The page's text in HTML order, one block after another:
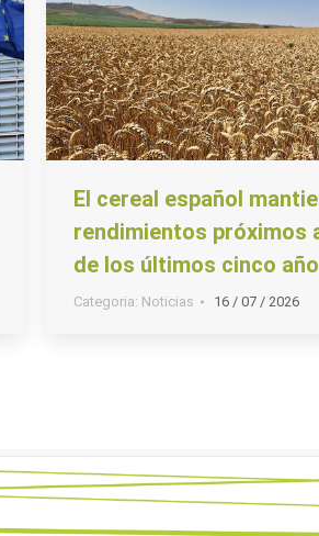
El cereal español
rendimientos próximos
de los últimos cinco
Categoria: Noticias 16 / 07 / 2026